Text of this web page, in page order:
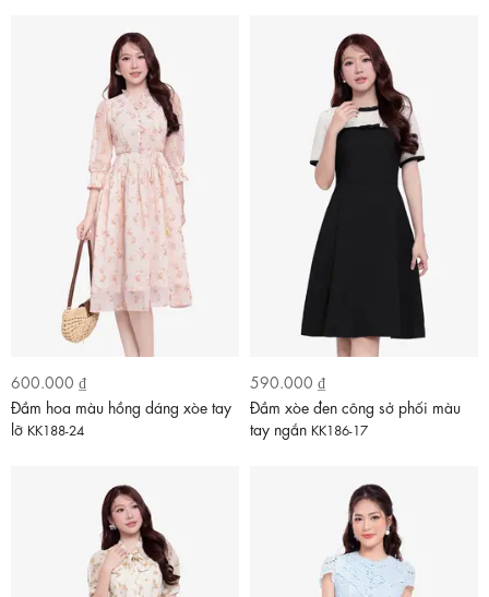
600.000 ₫
Đầm hoa màu hồng dáng xòe tay
lỡ KK188-24
590.000 ₫
Đầm xòe đen công sở phối màu
tay ngắn KK186-17